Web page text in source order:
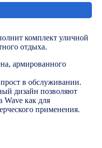
комплект уличной
отдыха.
армированного
в обслуживании.
дизайн позволяют
Wave как для
применения.